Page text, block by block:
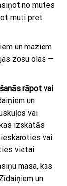
no mutes
muti pret
un maziem
zosu olas —
rāpot vai
un
vai
izskatās
vai
vietai.
masa, kas
un